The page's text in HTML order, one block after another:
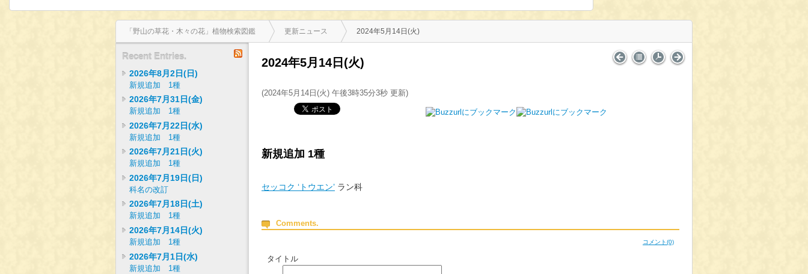
「野山の草花・木々の花」植物検索図鑑 更新ニュース 2024年5月14日(火)
2024年5月14日(火)
(2024年5月14日(火) 午後3時35分3秒 更新)
新規追加 1種
セッコク ‘トウエン’ ラン科
Comments.
コメント(0)
タイトル
Recent Entries.
2026年8月2日(日)
新規追加 1種
2026年7月31日(金)
新規追加 1種
2026年7月22日(水)
新規追加 1種
2026年7月21日(火)
新規追加 1種
2026年7月19日(日)
科名の改訂
2026年7月18日(土)
新規追加 1種
2026年7月14日(火)
新規追加 1種
2026年7月1日(水)
新規追加 1種